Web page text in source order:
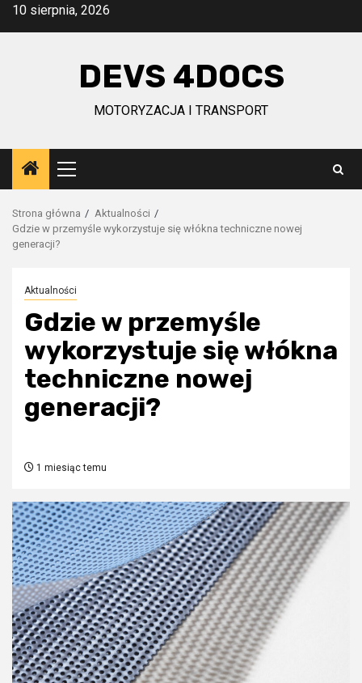
Przejdź
10 sierpnia, 2026
DEVS 4DOCS
MOTORYZACJA I TRANSPORT
Menu
główne
Strona główna
Aktualności
Gdzie w przemyśle wykorzystuje się włókna techniczne nowej
generacji?
Aktualności
Gdzie w przemyśle
wykorzystuje się włókna
techniczne nowej
generacji?
1 miesiąc temu